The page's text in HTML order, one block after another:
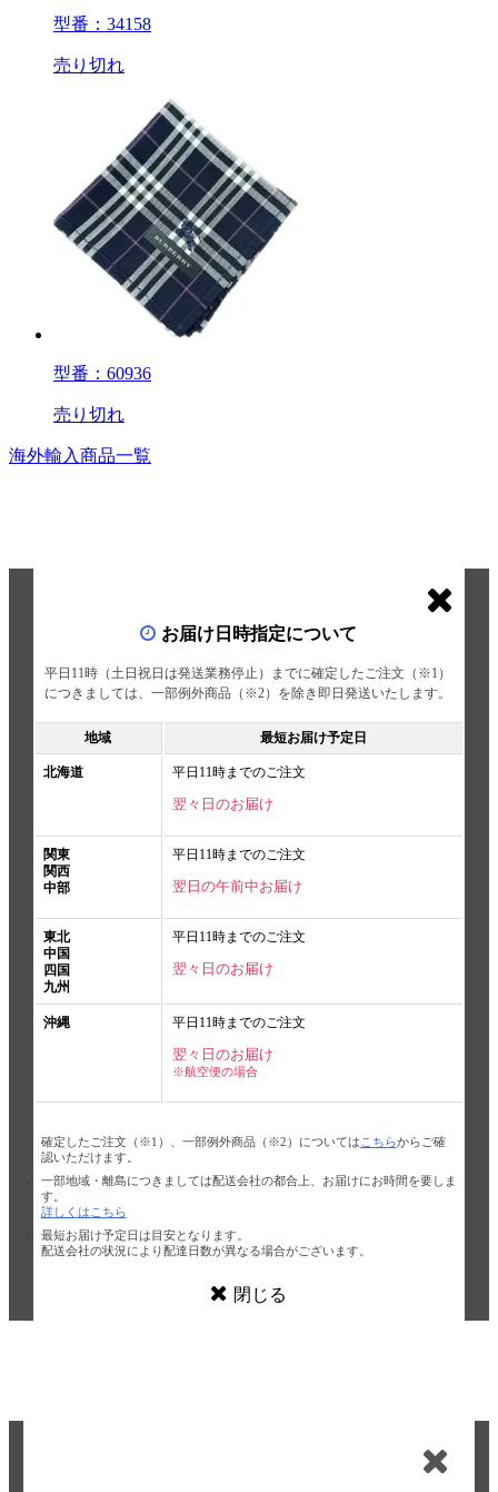
型番：34158
売り切れ
型番：60936
売り切れ
海外輸入商品一覧
お届け日時指定について
平日11時（土日祝日は発送業務停止）までに確定したご注文（※1）
につきましては、一部例外商品（※2）を除き即日発送いたします。
地域 最短お届け予定日
北海道 平日11時までのご注文
翌々日のお届け
関東
関西
中部
平日11時までのご注文
翌日の午前中お届け
東北
中国
四国
九州
平日11時までのご注文
翌々日のお届け
沖縄 平日11時までのご注文
翌々日のお届け
※航空便の場合
確定したご注文（※1）、一部例外商品（※2）については こちらからご確
認いただけます。
一部地域・離島につきましては配送会社の都合上、お届けにお時間を要しま
す。
詳しくはこちら
最短お届け予定日は目安となります。
配送会社の状況により配達日数が異なる場合がございます。
閉じる